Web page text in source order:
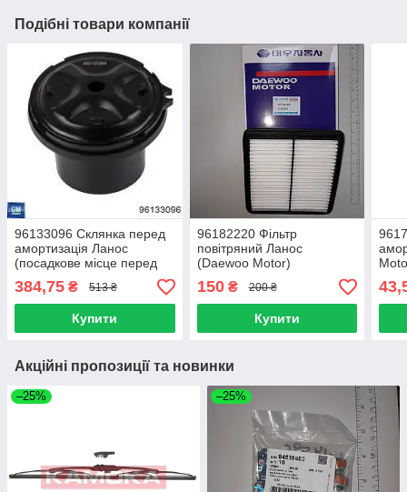
Подібні товари компанії
96133096 Склянка перед
амортизація Ланос
(посадкове місце перед
пружини)
384,75 ₴ 513 ₴
Купити
96182220 Фільтр
повітряний Ланос
(Daewoo Motor)
150₴ 200 ₴
Купити
Акційні пропозиції та новинки
–25% –25%